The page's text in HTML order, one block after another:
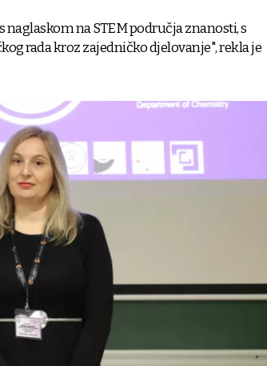
na STEM područja znanosti, s
rada kroz zajedničko djelovanje", rekla je